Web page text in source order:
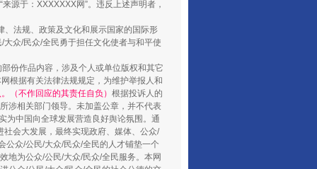
源于：XXXXXXX网”。违反上述声明者，
、法规、政策及文化和展示国家的国际形
众/民众/全民勇于担任文化使者与和平使
份作品内容，涉及个人或单位版权和其它
根据有关法律法规规定，为维护举报人和
（不作回应的其责任自负） 根据投诉人的
涉相关部门领导。未加盖公章，并不代表
为中国向全球发展营造良好舆论氛围。通
会大发展，最终实现政府、媒体、公众/
公众/公民/大众/民众/全民的人才铺垫一个
地为公众/公民/大众/民众/全民服务。本网